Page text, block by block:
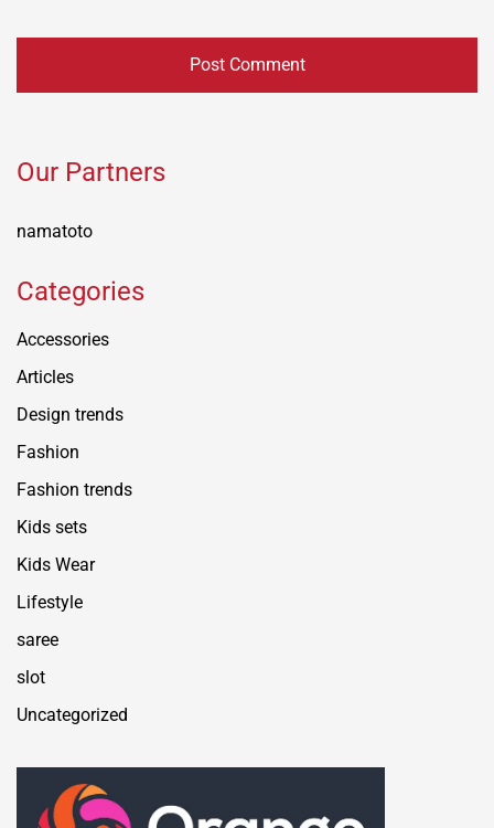
Our Partners
namatoto
Categories
Accessories
Articles
Design trends
Fashion
Fashion trends
Kids sets
Kids Wear
Lifestyle
saree
slot
Uncategorized